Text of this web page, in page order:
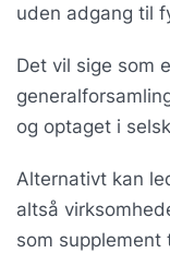
uden adgang til
Det vil sige som
og optaget i
Alternativt kan
altså
som supplement